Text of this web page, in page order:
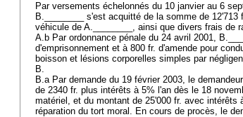
Par versements échelonnés du 10 janvier au 6
B.________ s'est acquitté de la somme de
véhicule de A.________, ainsi que divers frais de
A.b Par ordonnance pénale du 24 avril 2001,
d'emprisonnement et à 800 fr. d'amende pour
boisson et lésions corporelles simples par
B.
B.a Par demande du 19 février 2003, le
de 2340 fr. plus intérêts à 5% l'an dès le 18
matériel, et du montant de 25'000 fr. avec
réparation du tort moral. En cours de procès, le